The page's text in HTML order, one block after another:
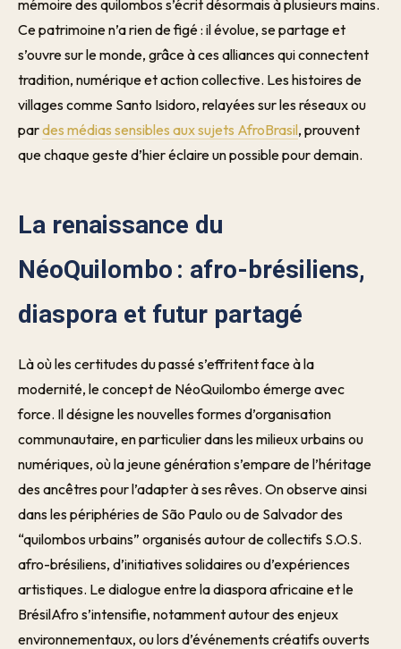
mémoire des quilombos s’écrit désormais à plusieurs mains.
Ce patrimoine n’a rien de figé : il évolue, se partage et
s’ouvre sur le monde, grâce à ces alliances qui connectent
tradition, numérique et action collective. Les histoires de
villages comme Santo Isidoro, relayées sur les réseaux ou
pardes médias sensibles aux sujets AfroBrasil, prouvent
que chaque geste d’hier éclaire un possible pour demain.
La renaissance du
NéoQuilombo : afro-brésiliens,
diaspora et futur partagé
Là où les certitudes du passé s’effritent face à la
modernité, le concept de NéoQuilombo émerge avec
force. Il désigne les nouvelles formes d’organisation
communautaire, en particulier dans les milieux urbains ou
numériques, où la jeune génération s’empare de l’héritage
des ancêtres pour l’adapter à ses rêves. On observe ainsi
dans les périphéries de São Paulo ou de Salvador des
“quilombos urbains” organisés autour de collectifs S.O.S.
afro-brésiliens, d’initiatives solidaires ou d’expériences
artistiques. Le dialogue entre la diaspora africaine et le
BrésilAfro s’intensifie, notamment autour des enjeux
environnementaux, ou lors d’événements créatifs ouverts